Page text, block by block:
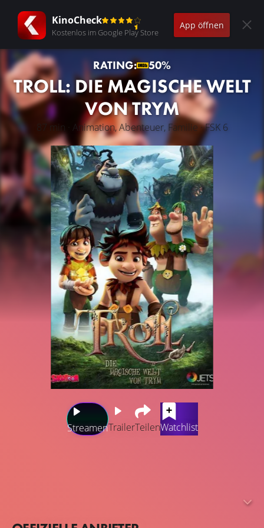
KinoCheck
Kostenlos im Google Play Store
App öffnen
RATING: 50%
TROLL: DIE MAGISCHE WELT
VON TRYM
87 min · Animation, Abenteuer, Familie · FSK 6
StreamenTrailerTeilenWatchlist
und gefährliche Reise quer durch das Trollkönigreich